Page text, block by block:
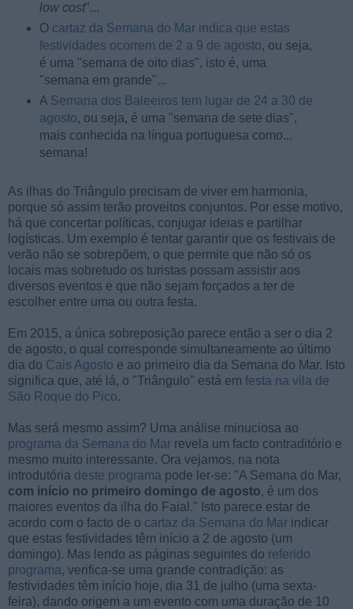
low cost"...
O cartaz da Semana do Mar indica que estas
festividades ocorrem de 2 a 9 de agosto, ou seja,
é uma "semana de oito dias", isto é, uma
"semana em grande"...
A Semana dos Baleeiros tem lugar de 24 a 30 de
agosto, ou seja, é uma "semana de sete dias",
mais conhecida na língua portuguesa como...
semana!
As ilhas do Triângulo precisam de viver em harmonia,
porque só assim terão proveitos conjuntos. Por esse motivo,
há que concertar políticas, conjugar ideias e partilhar
logísticas. Um exemplo é tentar garantir que os festivais de
verão não se sobrepõem, o que permite que não só os
locais mas sobretudo os turistas possam assistir aos
diversos eventos e que não sejam forçados a ter de
escolher entre uma ou outra festa.
Em 2015, a única sobreposição parece então a ser o dia 2
de agosto, o qual corresponde simultaneamente ao último
dia do Cais Agosto e ao primeiro dia da Semana do Mar. Isto
significa que, até lá, o "Triângulo" está em festa na vila de
São Roque do Pico.
Mas será mesmo assim? Uma análise minuciosa ao
programa da Semana do Mar revela um facto contraditório e
mesmo muito interessante. Ora vejamos, na nota
introdutória deste programa pode ler-se: "A Semana do Mar,
com início no primeiro domingo de agosto, é um dos
maiores eventos da ilha do Faial." Isto parece estar de
acordo com o facto de o cartaz da Semana do Mar indicar
que estas festividades têm início a 2 de agosto (um
domingo). Mas lendo as páginas seguintes do referido
programa, verifica-se uma grande contradição: as
festividades têm início hoje, dia 31 de julho (uma sexta-
feira), dando origem a um evento com uma duração de 10